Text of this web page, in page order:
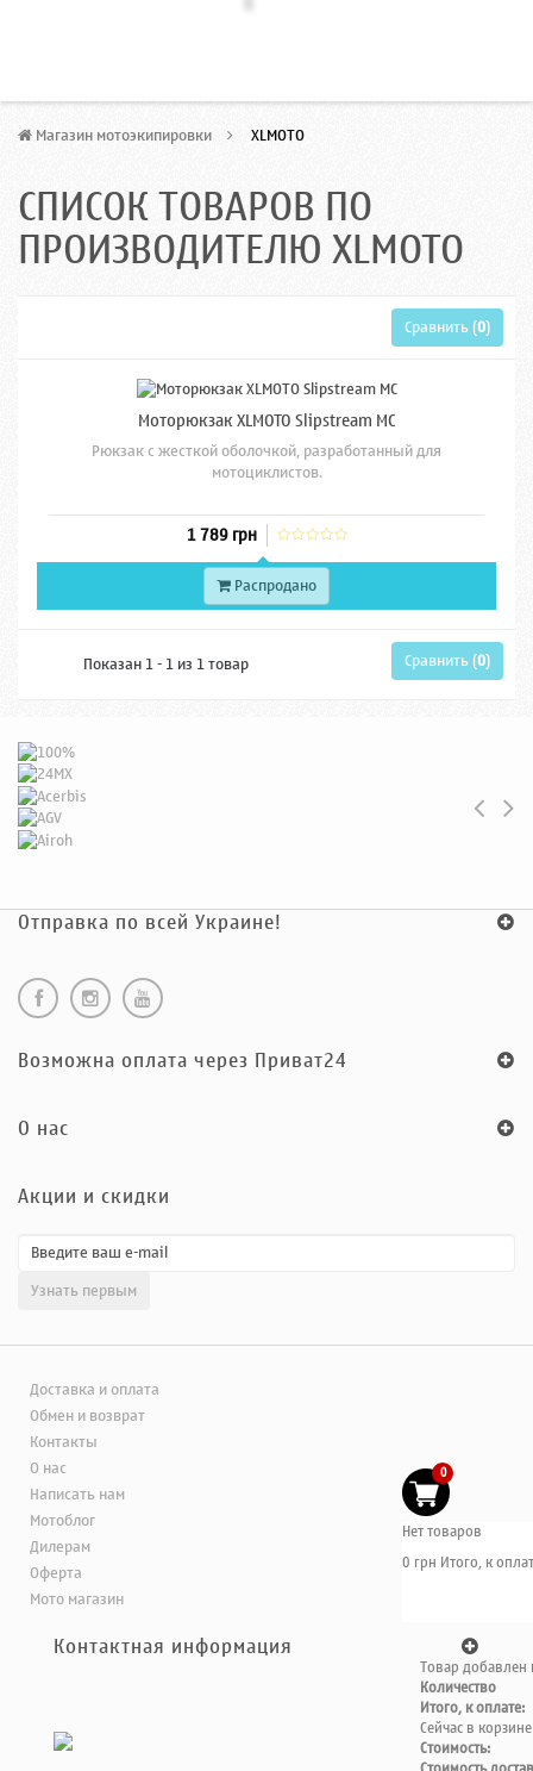
Магазин мотоэкипировки > XLMOTO
СПИСОК ТОВАРОВ ПО
ПРОИЗВОДИТЕЛЮ XLMOTO
Сравнить (0)
Моторюкзак XLMOTO Slipstream MC
Рюкзак с жесткой оболочкой, разработанный для
мотоциклистов.
1 789 грн
Распродано
Показан 1 - 1 из 1 товар Сравнить (0)
Отправка по всей Украине!
Возможна оплата через Приват24
O нас
Акции и скидки
Доставка и оплата
Обмен и возврат
Контакты
О нас
Написать нам
Мотоблог
Дилерам
Оферта
Мото магазин
Контактная информация
0
Нет товаров
0 грн Итого, к
Товар добавлен
Количество
Итого, к оплате:
Сейчас в
Стоимость: